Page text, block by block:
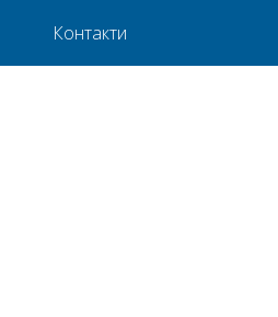
Контакти